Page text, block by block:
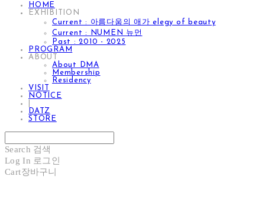
HOME
EXHIBITION
Current : 아름다움의 애가 elegy of beauty
Current : NUMEN 뉴먼
Past : 2010 - 2025
PROGRAM
ABOUT
About DMA
Membership
Residency
VISIT
NOTICE
DATZ
STORE
Search 검색
Log In 로그인
Cart장바구니